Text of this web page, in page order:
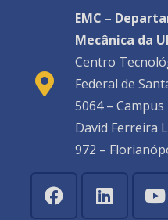
EMC –
Mecânica da
Centro
Federal de
5064 –
David Ferreira
972 –